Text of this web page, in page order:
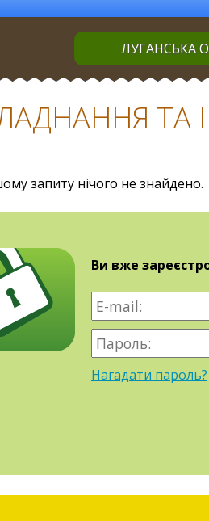
ЛУГАНСЬКА
ТА
запиту нічого не знайдено.
Ви вже
Нагадати пароль?